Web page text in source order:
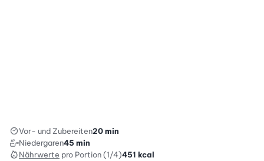
Vor- und Zubereiten20 min
Niedergaren45 min
Nährwerte pro Portion (1/4)451 kcal